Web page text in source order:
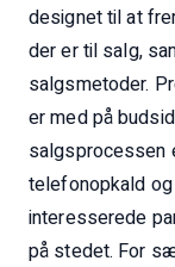
designet til at
der er til salg,
salgsmetoder.
er med på
salgsprocessen
telefonopkald
interesserede
på stedet. For